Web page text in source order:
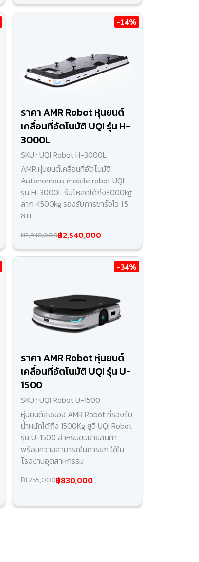
-14%
ราคา AMR Robot หุ่นยนต์
เคลื่อนที่อัตโนมัติ UQI รุ่น H-
3000L
SKU : UQI Robot H-3000L
AMR หุ่นยนต์เคลื่อนที่อัตโนมัติ
Autonomous mobile robot UQI
รุ่น H-3000L รับโหลดได้ถึง3000kg
ลาก 4500kg รองรับการชาร์จไว 1.5
ช.ม.
฿2,940,000฿2,540,000
-34%
ราคา AMR Robot หุ่นยนต์
เคลื่อนที่อัตโนมัติ UQI รุ่น U-
1500
SKU : UQI Robot U-1500
หุ่นยนต์ส่งของ AMR Robot ที่รองรับ
น้ำหนักได้ถึง 1500Kg ยูฉี UQI Robot
รุ่น U-1500 สำหรับขนย้ายสินค้า
พร้อมความสามารถในการยก ใช้ใน
โรงงานอุตสาหกรรม
฿1,255,000฿830,000